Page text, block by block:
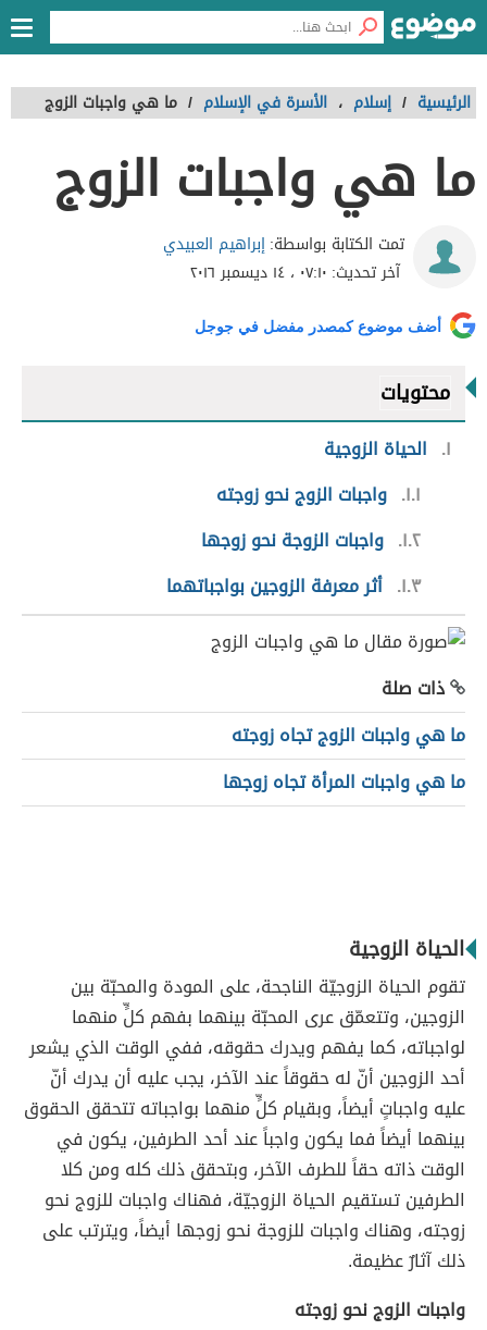
الرئيسية / إسلام ، الأسرة في الإسلام / ما هي واجبات الزوج
ما هي واجبات الزوج
تمت الكتابة بواسطة:إبراهيم العبيدي
آخر تحديث: ٠٧:١٠ ، ١٤ ديسمبر ٢٠١٦
أضف موضوع كمصدر مفضل في جوجل
محتويات
١
الحياة الزوجية
١.١ واجبات الزوج نحو زوجته
١.٢ واجبات الزوجة نحو زوجها
١.٣ أثر معرفة الزوجين بواجباتهما
ذات صلة
ما هي واجبات الزوج تجاه زوجته
ما هي واجبات المرأة تجاه زوجها
الحياة الزوجية
تقوم الحياة الزوجيّة الناجحة، على المودة والمحبّة بين
الزوجين، وتتعمّق عرى المحبّة بينهما بفهم كلٍّ منهما
لواجباته، كما يفهم ويدرك حقوقه، ففي الوقت الذي يشعر
أحد الزوجين أنّ له حقوقاً عند الآخر، يجب عليه أن يدرك أنّ
عليه واجباتٍ أيضاً، وبقيام كلٍّ منهما بواجباته تتحقق الحقوق
بينهما أيضاً فما يكون واجباً عند أحد الطرفين، يكون في
الوقت ذاته حقاً للطرف الآخر، وبتحقق ذلك كله ومن كلا
الطرفين تستقيم الحياة الزوجيّة، فهناك واجبات للزوج نحو
زوجته، وهناك واجبات للزوجة نحو زوجها أيضاً، ويترتب على
ذلك آثارٌ عظيمة.
واجبات الزوج نحو زوجته